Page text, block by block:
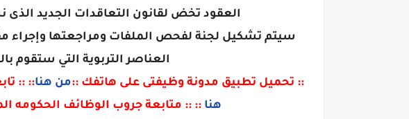
العقود تخض لقانون التعاقدات الجديد الذى
سيتم تشكيل لجنة لفحص الملفات ومراجعتها وإجراء
العناصر التربوية التي ستقوم
:: تحميل تطبيق مدونة وظيفتى على هاتفك ::من هنا:: ::
هنا :: :: متابعة جروب الوظائف الحكومه